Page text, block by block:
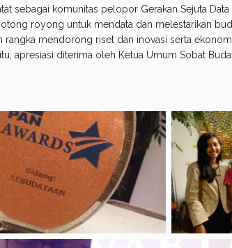
sebagai komunitas pelopor Gerakan Sejuta
royong untuk mendata dan melestarikan
rangka mendorong riset dan inovasi serta
apresiasi diterima oleh Ketua Umum Sobat